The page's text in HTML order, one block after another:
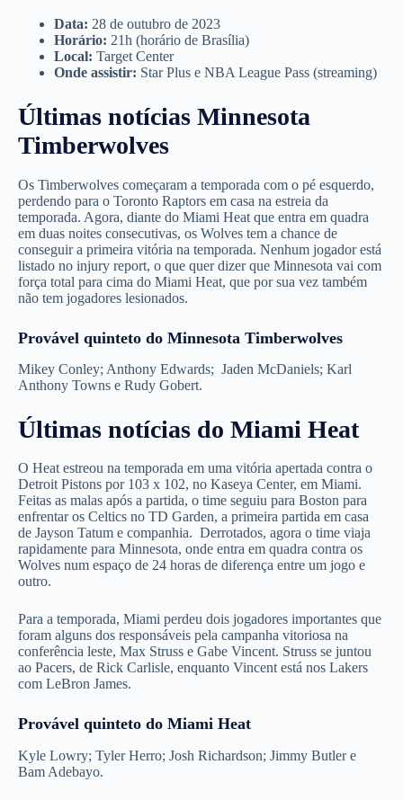
Data: 28 de outubro de 2023
Horário: 21h (horário de Brasília)
Local: Target Center
Onde assistir: Star Plus e NBA League Pass (streaming)
Últimas notícias Minnesota
Timberwolves
Os Timberwolves começaram a temporada com o pé esquerdo,
perdendo para o Toronto Raptors em casa na estreia da
temporada. Agora, diante do Miami Heat que entra em quadra
em duas noites consecutivas, os Wolves tem a chance de
conseguir a primeira vitória na temporada. Nenhum jogador está
listado no injury report, o que quer dizer que Minnesota vai com
força total para cima do Miami Heat, que por sua vez também
não tem jogadores lesionados.
Provável quinteto do Minnesota Timberwolves
Mikey Conley; Anthony Edwards; Jaden McDaniels; Karl
Anthony Towns e Rudy Gobert.
Últimas notícias do Miami Heat
O Heat estreou na temporada em uma vitória apertada contra o
Detroit Pistons por 103 x 102, no Kaseya Center, em Miami.
Feitas as malas após a partida, o time seguiu para Boston para
enfrentar os Celtics no TD Garden, a primeira partida em casa
de Jayson Tatum e companhia. Derrotados, agora o time viaja
rapidamente para Minnesota, onde entra em quadra contra os
Wolves num espaço de 24 horas de diferença entre um jogo e
outro.
Para a temporada, Miami perdeu dois jogadores importantes que
foram alguns dos responsáveis pela campanha vitoriosa na
conferência leste, Max Struss e Gabe Vincent. Struss se juntou
ao Pacers, de Rick Carlisle, enquanto Vincent está nos Lakers
com LeBron James.
Provável quinteto do Miami Heat
Kyle Lowry; Tyler Herro; Josh Richardson; Jimmy Butler e
Bam Adebayo.